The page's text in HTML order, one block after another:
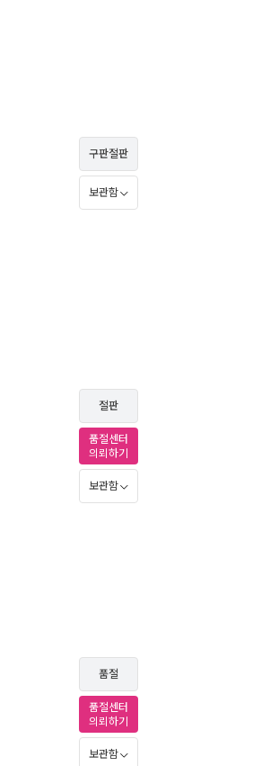
구판절판
보관함
절판
품절센터
의뢰하기
보관함
품절
품절센터
의뢰하기
보관함